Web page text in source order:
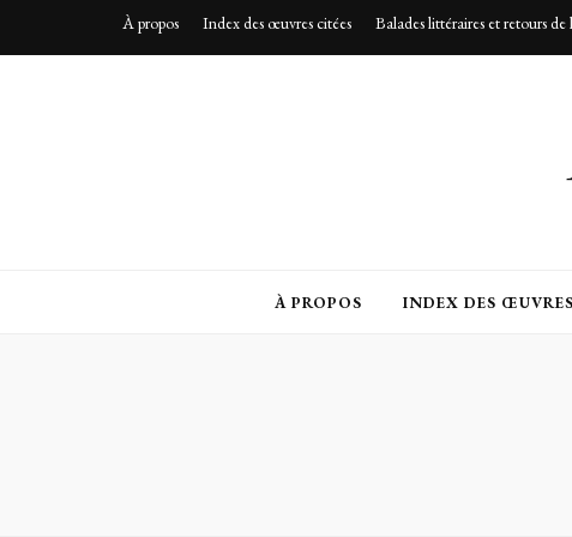
À propos Index des œuvres citées Balades littéraires et retours de
À PROPOS INDEX DES